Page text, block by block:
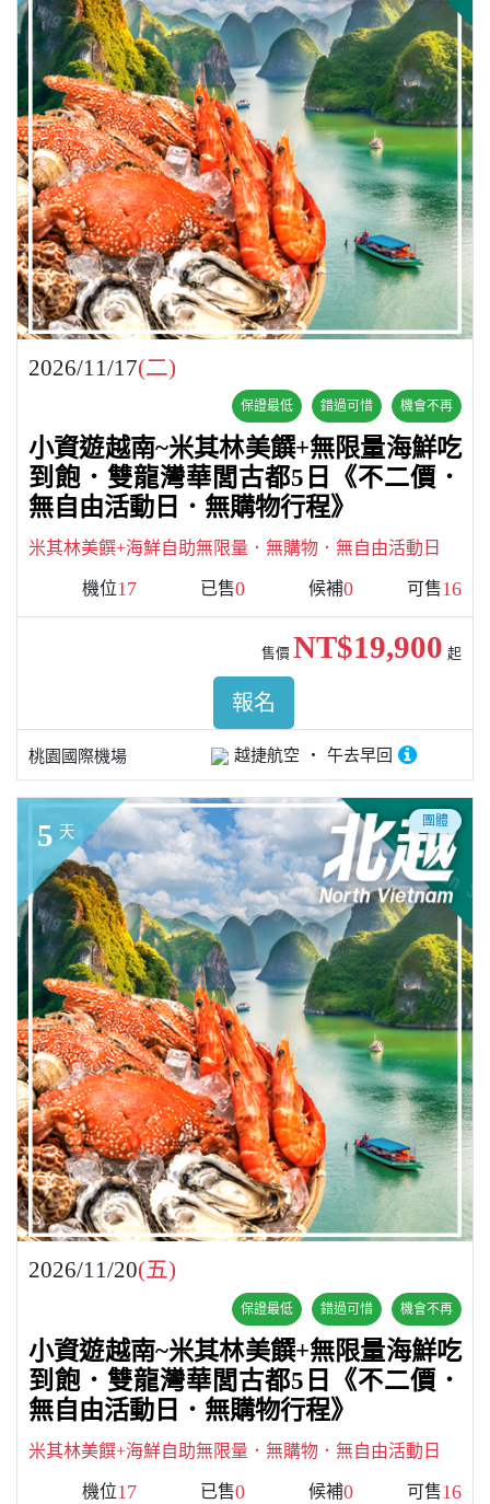
2026/11/17(二)
保證最低 錯過可惜 機會不再
小資遊越南~米其林美饌+無限量海鮮吃
到飽．雙龍灣華閭古都5日《不二價．
無自由活動日．無購物行程》
米其林美饌+海鮮自助無限量．無購物．無自由活動日
機位17 已售0 候補0 可售16
桃園國際機場 越捷航空 午去早回
售價 NT$19,900 起
報名
5 天
團體
2026/11/20(五)
保證最低 錯過可惜 機會不再
小資遊越南~米其林美饌+無限量海鮮吃
到飽．雙龍灣華閭古都5日《不二價．
無自由活動日．無購物行程》
米其林美饌+海鮮自助無限量．無購物．無自由活動日
機位17 已售0 候補0 可售16